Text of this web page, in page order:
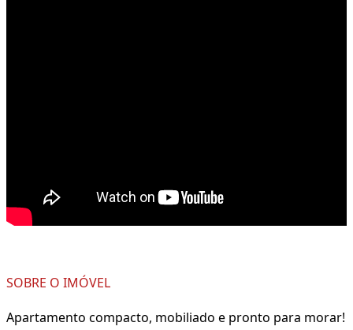
SOBRE O IMÓVEL
Apartamento compacto, mobiliado e pronto para morar!